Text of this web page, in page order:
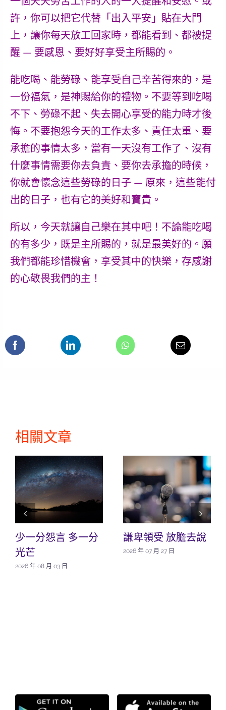
許，你可以把它代替「出入平安」貼在大門
上，讓你每天放工回家時，都能看到、都被提
醒 — 要感恩、要好好享受主所賜的。
能吃喝、能勞碌、能享受自己辛苦得來的，是
一份福氣，是神賜給你的禮物。不要等到吃喝
不下、勞碌不起、失去開心享受的能力時才後
悔。不要抱怨今天的工作太多、責任太重、要
承擔的事情太多，當有一天沒有工作了、沒有
什麼事情需要你去負責、要你去承擔的時候，
你就會懷念這些勞碌的日子 — 原來，這些能付
出的日子，也有它的美好和寶貴。
所以，今天就讓自己樂在其中吧！不論能吃喝
的有多少，既是主所賜的，就是最美好的。願
我們都能珍惜機會，享受其中的快樂，存感謝
的心敬畏我們的主！
相關文章
少一分怨言 多一分
光芒
2026 年 08 月 03 日
謙卑領受 放膽去說
2026 年 07 月 27 日